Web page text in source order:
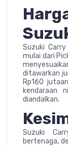
Suzuki
mulai dari
ditawarkan
Rp160
kendaraan
diandalkan.
Suzuki
bertenaga,